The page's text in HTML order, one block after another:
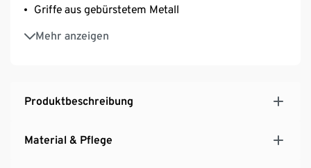
Griffe aus gebürstetem Metall
Mehr anzeigen
Mit 4 Rollen, 2 davon feststellbar
MADE IN GERMANY
Produktbeschreibung
Material & Pflege